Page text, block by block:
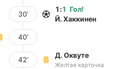
30’
Гол!
1 :1
Й. Хаккинен
40’
42’
Д. Оквуте
Желтая карточка